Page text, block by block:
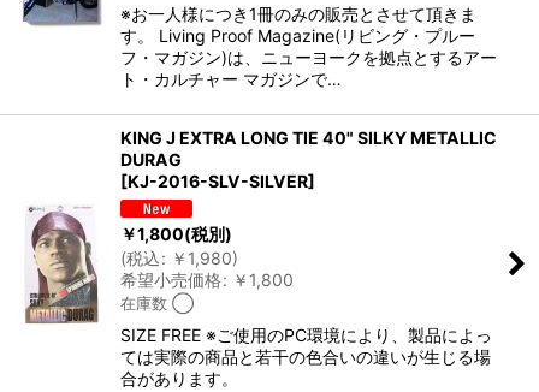
※お一人様につき1冊のみの販売とさせて頂きま
す。 Living Proof Magazine(リビング・プルー
フ・マガジン)は、ニューヨークを拠点とするアー
ト・カルチャー マガジンで…
KING J EXTRA LONG TIE 40" SILKY METALLIC
DURAG
[KJ-2016-SLV-SILVER]
￥1,800(税別)
(税込: ￥ 1,980)
希望小売価格: ￥ 1,800
在庫数 ◯
SIZE FREE ※ご使用のPC環境により、製品によっ
ては実際の商品と若干の色合いの違いが生じる場
合があります。